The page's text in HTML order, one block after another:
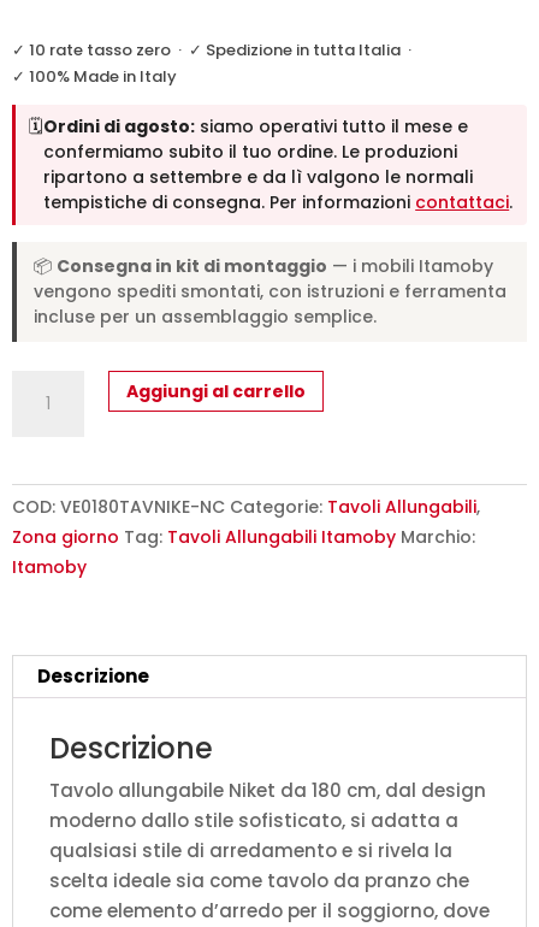
✓ 10 rate tasso zero · ✓ Spedizione in tutta Italia ·
✓ 100% Made in Italy
🗓️Ordini di agosto: siamo operativi tutto il mese e
confermiamo subito il tuo ordine. Le produzioni
ripartono a settembre e da lì valgono le normali
tempistiche di consegna. Per informazioni contattaci.
📦 Consegna in kit di montaggio — i mobili Itamoby
vengono spediti smontati, con istruzioni e ferramenta
incluse per un assemblaggio semplice.
allungabile
Niket
noce
gambe
Aggiungi al carrello
COD: VE0180TAVNIKE-NC Categorie: Tavoli Allungabili,
Zona giorno Tag: Tavoli Allungabili Itamoby Marchio:
Itamoby
Descrizione
Descrizione
Tavolo allungabile Niket da 180 cm, dal design
moderno dallo stile sofisticato, si adatta a
qualsiasi stile di arredamento e si rivela la
scelta ideale sia come tavolo da pranzo che
come elemento d’arredo per il soggiorno, dove